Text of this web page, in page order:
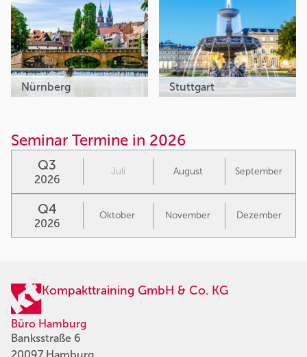
Nürnberg Stuttgart
Seminar Termine in 2026
Q3
2026
Juli August September
Q4
2026
Oktober November Dezember
Kompakttraining GmbH & Co. KG
Büro Hamburg
Banksstraße 6